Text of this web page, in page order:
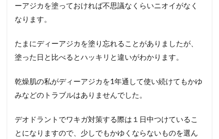
ーアジカを塗っておければ不思議なくらいニオイがなく
なります。
たまにディーアジカを塗り忘れることがありましたが、
塗った日と比べるとハッキリと違いがわかります。
乾燥肌の私がディーアジカを1年通して使い続けてもかゆ
みなどのトラブルはありませんでした。
デオドラントでワキガ対策する際は１日中つけているこ
とになりますので、少しでもかゆくならないものを選ん